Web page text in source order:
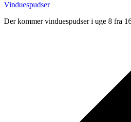
Vinduespudser
Der kommer vinduespudser i uge 8 fra